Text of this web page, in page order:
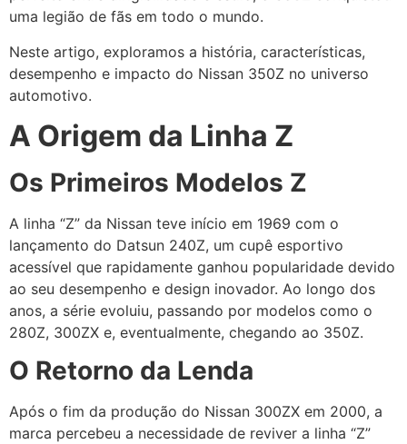
uma legião de fãs em todo o mundo.
Neste artigo, exploramos a história, características,
desempenho e impacto do Nissan 350Z no universo
automotivo.
A Origem da Linha Z
Os Primeiros Modelos Z
A linha “Z” da Nissan teve início em 1969 com o
lançamento do Datsun 240Z, um cupê esportivo
acessível que rapidamente ganhou popularidade devido
ao seu desempenho e design inovador. Ao longo dos
anos, a série evoluiu, passando por modelos como o
280Z, 300ZX e, eventualmente, chegando ao 350Z.
O Retorno da Lenda
Após o fim da produção do Nissan 300ZX em 2000, a
marca percebeu a necessidade de reviver a linha “Z”